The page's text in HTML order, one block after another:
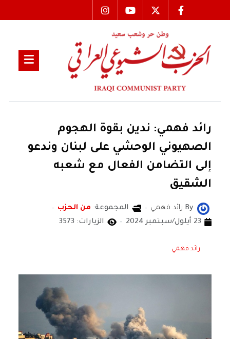
رائد فهمي: ندين بقوة الهجوم
الصهيوني الوحشي على لبنان وندعو
إلى التضامن الفعال مع شعبه
الشقيق
By رائد فهمي المجموعة: من الحزب
23 أيلول/سبتمبر 2024
الزيارات: 3573
رائد فهمي